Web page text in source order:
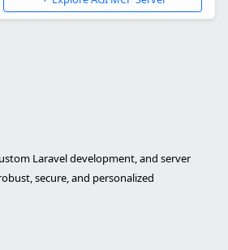
Laravel development, and server
secure, and personalized